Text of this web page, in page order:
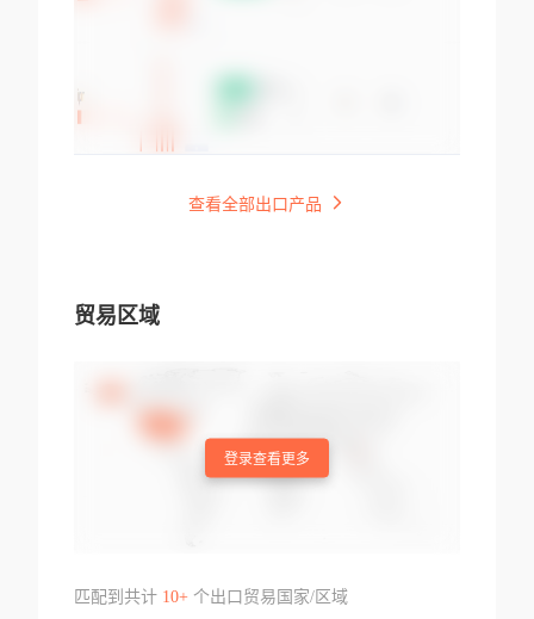
查看全部出口产品
贸易区域
登录查看更多
匹配到共计 10+个出口贸易国家/区域